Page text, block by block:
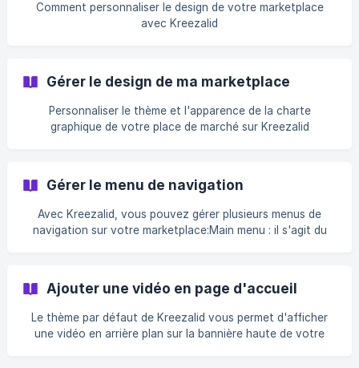
Comment personnaliser le design de votre marketplace
avec Kreezalid
Gérer le design de ma marketplace
Personnaliser le thème et l'apparence de la charte
graphique de votre place de marché sur Kreezalid
Gérer le menu de navigation
Avec Kreezalid, vous pouvez gérer plusieurs menus de
navigation sur votre marketplace:Main menu : il s'agit du
Ajouter une vidéo en page d'accueil
Le thème par défaut de Kreezalid vous permet d'afficher
une vidéo en arrière plan sur la bannière haute de votre